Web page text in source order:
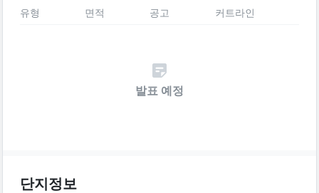
유형 면적 공고 커트라인
발표 예정
단지정보